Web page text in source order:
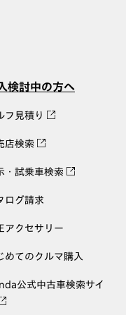
検討中の方へ
フ見積り
店検索
・試乗車検索
ログ請求
アクセサリー
めてのクルマ購入
公式中古車検索サイ